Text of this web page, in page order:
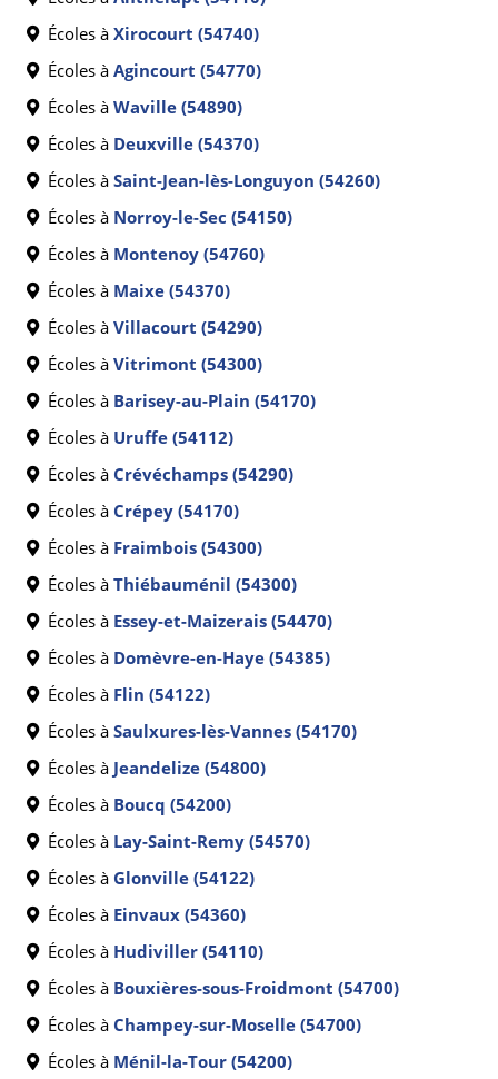
Écoles à Xirocourt (54740)
Écoles à Agincourt (54770)
Écoles à Waville (54890)
Écoles à Deuxville (54370)
Écoles à Saint-Jean-lès-Longuyon (54260)
Écoles à Norroy-le-Sec (54150)
Écoles à Montenoy (54760)
Écoles à Maixe (54370)
Écoles à Villacourt (54290)
Écoles à Vitrimont (54300)
Écoles à Barisey-au-Plain (54170)
Écoles à Uruffe (54112)
Écoles à Crévéchamps (54290)
Écoles à Crépey (54170)
Écoles à Fraimbois (54300)
Écoles à Thiébauménil (54300)
Écoles à Essey-et-Maizerais (54470)
Écoles à Domèvre-en-Haye (54385)
Écoles à Flin (54122)
Écoles à Saulxures-lès-Vannes (54170)
Écoles à Jeandelize (54800)
Écoles à Boucq (54200)
Écoles à Lay-Saint-Remy (54570)
Écoles à Glonville (54122)
Écoles à Einvaux (54360)
Écoles à Hudiviller (54110)
Écoles à Bouxières-sous-Froidmont (54700)
Écoles à Champey-sur-Moselle (54700)
Écoles à Ménil-la-Tour (54200)